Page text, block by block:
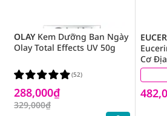
OLAYKem Dưỡng Ban Ngày
Olay Total Effects UV 50g
288,000₫
329,000₫
(52)
Cơ
Ato